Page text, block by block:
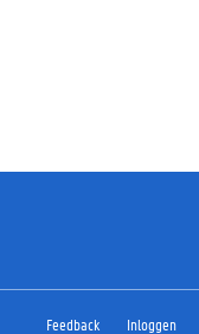
Feedback Inloggen